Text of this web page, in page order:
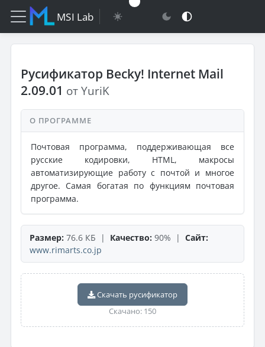
MSI Lab
Русификатор Becky! Internet Mail
2.09.01 от YuriK
О ПРОГРАММЕ
Почтовая программа, поддерживающая все
русские кодировки, HTML, макросы
автоматизирующие работу с почтой и многое
другое. Самая богатая по функциям почтовая
программа.
Размер: 76.6 КБ | Качество: 90% | Сайт:
www.rimarts.co.jp
Скачать русификатор
Скачано: 150